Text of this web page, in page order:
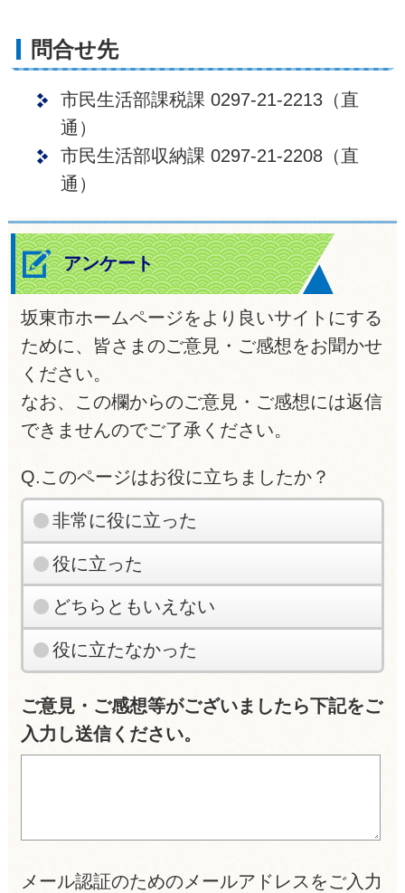
問合せ先
市民生活部課税課 0297-21-2213（直
通）
市民生活部収納課 0297-21-2208（直
通）
アンケート
坂東市ホームページをより良いサイトにする
ために、皆さまのご意見・ご感想をお聞かせ
ください。
なお、この欄からのご意見・ご感想には返信
できませんのでご了承ください。
Q.このページはお役に立ちましたか？
非常に役に立った
役に立った
どちらともいえない
役に立たなかった
ご意見・ご感想等がございましたら下記をご
入力し送信ください。
メール認証のためのメールアドレスをご入力